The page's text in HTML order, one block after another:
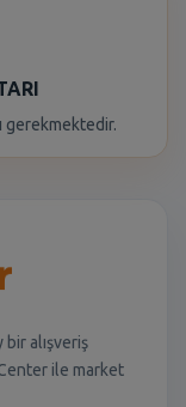
gerekmektedir.
bir alışveriş
ile market